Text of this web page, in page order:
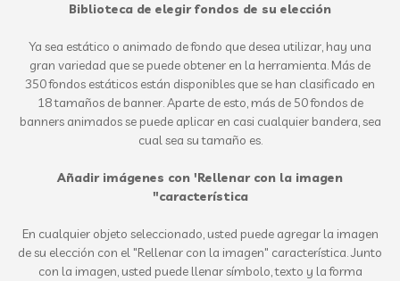
Biblioteca de elegir fondos de su elección
Ya sea estático o animado de fondo que desea utilizar, hay una
gran variedad que se puede obtener en la herramienta. Más de
350 fondos estáticos están disponibles que se han clasificado en
18 tamaños de banner. Aparte de esto, más de 50 fondos de
banners animados se puede aplicar en casi cualquier bandera, sea
cual sea su tamaño es.
Añadir imágenes con 'Rellenar con la imagen
"característica
En cualquier objeto seleccionado, usted puede agregar la imagen
de su elección con el "Rellenar con la imagen" característica. Junto
con la imagen, usted puede llenar símbolo, texto y la forma